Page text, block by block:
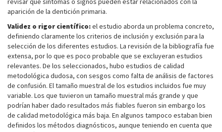
aparición de la dentición primaria.
Validez o rigor científico:el estudio aborda un problema concreto,
definiendo claramente los criterios de inclusión y exclusión para la
selección de los diferentes estudios. La revisión de la bibliografía fue
extensa, por lo que es poco probable que se excluyeran estudios
relevantes. De los seleccionados, hubo estudios de calidad
metodológica dudosa, con sesgos como falta de análisis de factores
de confusión. El tamaño muestral de los estudios incluidos fue muy
variable. Los que tuvieron un tamaño muestral más grande y que
podrían haber dado resultados más fiables fueron sin embargo los
de calidad metodológica más baja. En algunos tampoco estaban bien
definidos los métodos diagnósticos, aunque teniendo en cuenta que